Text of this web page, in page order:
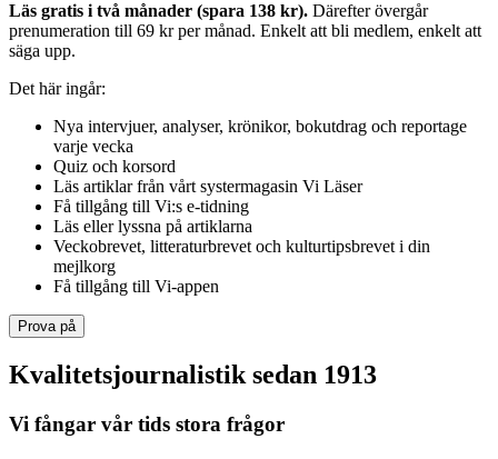
Läs gratis i två månader (spara 138 kr). Därefter övergår
prenumeration till 69 kr per månad. Enkelt att bli medlem, enkelt att
säga upp.
Det här ingår:
Nya intervjuer, analyser, krönikor, bokutdrag och reportage
varje vecka
Quiz och korsord
Läs artiklar från vårt systermagasin Vi Läser
Få tillgång till Vi:s e-tidning
Läs eller lyssna på artiklarna
Veckobrevet, litteraturbrevet och kulturtipsbrevet i din
mejlkorg
Få tillgång till Vi-appen
Prova på
Kvalitetsjournalistik sedan 1913
Vi fångar vår tids stora frågor